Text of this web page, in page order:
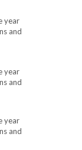
year
and
year
and
year
and